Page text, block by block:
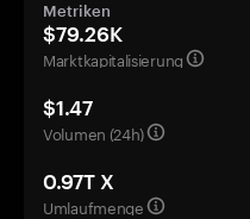
Metriken
$79.26K
Marktkapitalisierung
$1.47
Volumen (24h)
0.97T X
Umlaufmenge